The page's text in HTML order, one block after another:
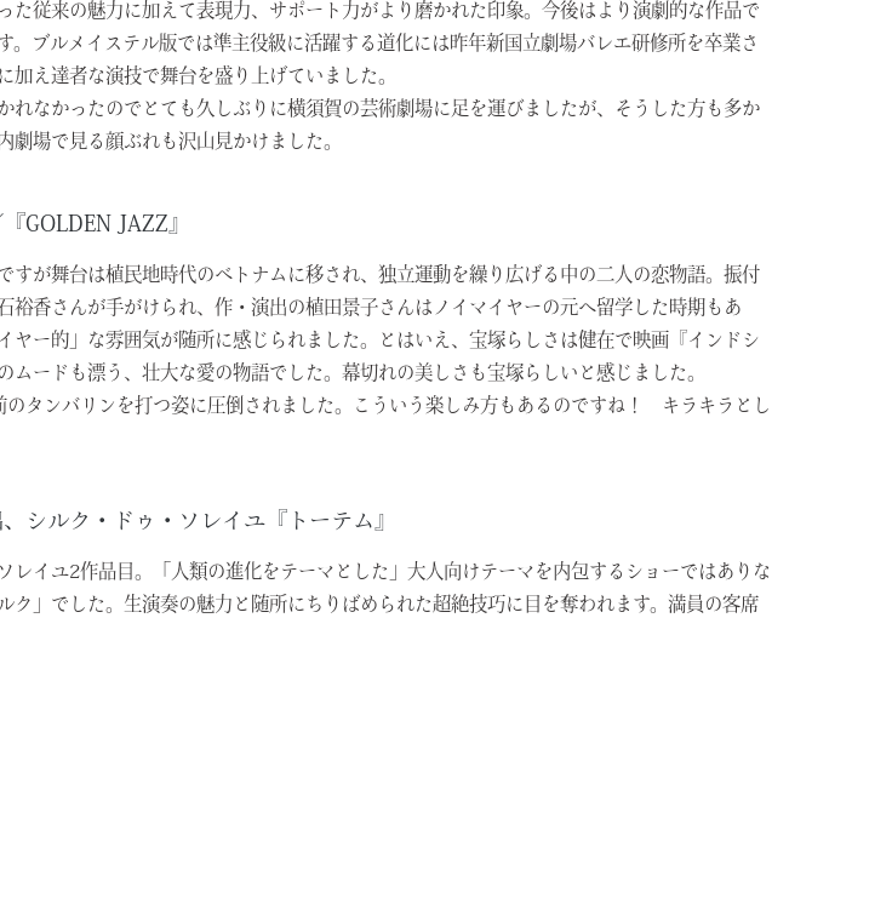
た従来の魅力に加えて表現力、サポート力がより磨かれた印象。今後はより演劇的な作品で
。ブルメイステル版では準主役級に活躍する道化には昨年新国立劇場バレエ研修所を卒業さ
加え達者な演技で舞台を盛り上げていました。
れなかったのでとても久しぶりに横須賀の芸術劇場に足を運びましたが、そうした方も多か
劇場で見る顔ぶれも沢山見かけました。
GOLDEN JAZZ』
すが舞台は植民地時代のベトナムに移され、独立運動を繰り広げる中の二人の恋物語。振付
裕香さんが手がけられ、作・演出の植田景子さんはノイマイヤーの元へ留学した時期もあ
ヤー的」な雰囲気が随所に感じられました。とはいえ、宝塚らしさは健在で映画『インドシ
ムードも漂う、壮大な愛の物語でした。幕切れの美しさも宝塚らしいと感じました。
のタンバリンを打つ姿に圧倒されました。こういう楽しみ方もあるのですね！ キラキラとし
シルク・ドゥ・ソレイユ『トーテム』
レイユ2作品目。「人類の進化をテーマとした」大人向けテーマを内包するショーではありな
ク」でした。生演奏の魅力と随所にちりばめられた超絶技巧に目を奪われます。満員の客席